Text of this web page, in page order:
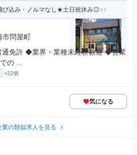
込み・ノルマなし★土日祝休み◎
市問屋町
免許 ◆業界・業種未経験歓迎 ◆営業
の ...
+22個
気になる
業の類似求人を見る